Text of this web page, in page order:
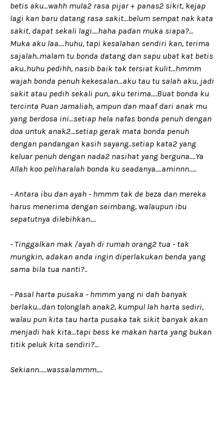
betis aku...wahh mula2 rasa pijar + panas2 sikit, kejap
lagi kan baru datang rasa sakit...belum sempat nak kata
sakit, dapat sekali lagi....haha padan muka siapa?...
Muka aku laa....huhu, tapi kesalahan sendiri kan, terima
sajalah..malam tu bonda datang dan sapu ubat kat betis
aku..huhu pedihh, nasib baik tak tersiat kulit...hmmm
wajah bonda penuh kekesalan...aku tau tu salah aku, jadi
sakit atau pedih sekali pun, aku terima....Buat bonda ku
tercinta Puan Jamaliah, ampun dan maaf dari anak mu
yang berdosa ini...setiap hela nafas bonda penuh dengan
doa untuk anak2...setiap gerak mata bonda penuh
dengan pandangan kasih sayang..setiap kata2 yang
keluar penuh dengan nada2 nasihat yang berguna....Ya
Allah koo peliharalah bonda ku seadanya....aminnn.....
- Antara ibu dan ayah - hmmm tak de beza dan mereka
harus menerima dengan seimbang, walaupun ibu
sepatutnya dilebihkan....
- Tinggalkan mak /ayah di rumah orang2 tua - tak
mungkin, adakan anda ingin diperlakukan benda yang
sama bila tua nanti?..
- Pasal harta pusaka - hmmm yang ni dah banyak
berlaku...dan tolonglah anak2, kumpul lah harta sediri,
walau pun kita tau harta pusaka tak sikit banyak akan
menjadi hak kita...tapi bess ke makan harta yang bukan
titik peluk kita sendiri?...
Sekiann.....wassalammm....